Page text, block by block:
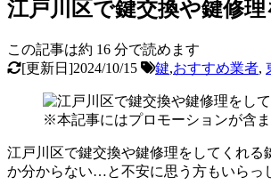
江戸川区で鍵交換や鍵修
この記事は約 16 分で読めます
[更新日]2024/10/15
鍵,おすすめ業者,
※本記事にはプロモーションが含
江戸川区で鍵交換や鍵修理をしてくれ
か分からない…と不安に思う方もいらっ